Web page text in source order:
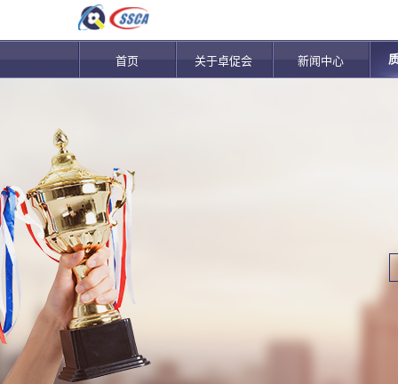
首页 关于卓促会 新闻中心